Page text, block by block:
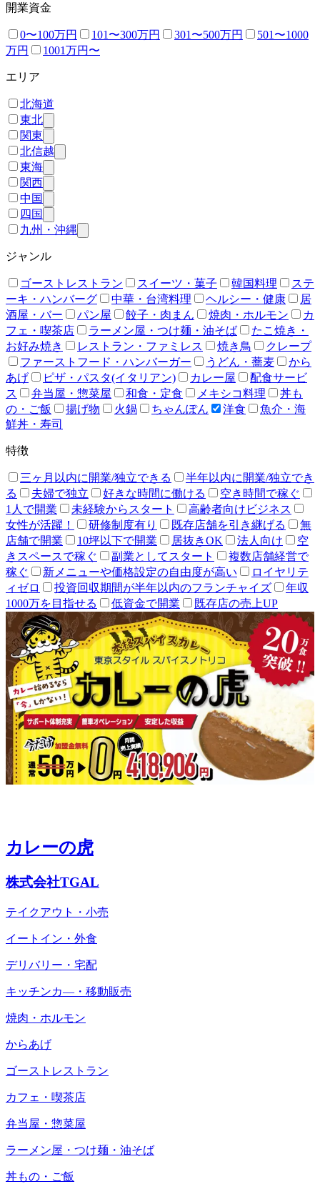
開業資金
0〜100万円 101〜300万円 301〜500万円
501〜1000
万円
1001万円〜
エリア
北海道
東北
関東
北信越
東海
関西
中国
四国
九州・沖縄
ジャンル
ゴーストレストラン スイーツ・菓子 韓国料理
ステ
ーキ・ハンバーグ
中華・台湾料理 ヘルシー・健康
居
酒屋・バー
パン屋 餃子・肉まん 焼肉・ホルモン
カ
フェ・喫茶店
ラーメン屋・つけ麺・油そば
たこ焼き・
お好み焼き
レストラン・ファミレス 焼き鳥
クレープ
ファーストフード・ハンバーガー
うどん・蕎麦
から
あげ
ピザ・パスタ(イタリアン) カレー屋
配食サービ
ス
弁当屋・惣菜屋 和食・定食 メキシコ料理
丼も
の・ご飯
揚げ物 火鍋 ちゃんぽん 洋食
魚介・海
鮮丼・寿司
特徴
三ヶ月以内に開業/独立できる
半年以内に開業/独立でき
る
夫婦で独立 好きな時間に働ける
空き時間で稼ぐ
1人で開業
未経験からスタート
高齢者向けビジネス
女性が活躍！
研修制度有り 既存店舗を引き継げる
無
店舗で開業
10坪以下で開業 居抜きOK 法人向け
空
きスペースで稼ぐ
副業としてスタート
複数店舗経営で
稼ぐ
新メニューや価格設定の自由度が高い
ロイヤリテ
ィゼロ
投資回収期間が半年以内のフランチャイズ
年収
1000万を目指せる
低資金で開業 既存店の売上UP
カレーの虎
株式会社TGAL
テイクアウト・小売
イートイン・外食
デリバリー・宅配
キッチンカ―・移動販売
焼肉・ホルモン
からあげ
ゴーストレストラン
カフェ・喫茶店
弁当屋・惣菜屋
ラーメン屋・つけ麺・油そば
丼もの・ご飯